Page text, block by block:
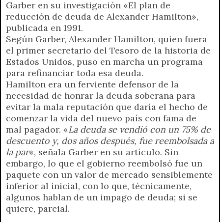
Garber en su investigación «El plan de
reducción de deuda de Alexander Hamilton»,
publicada en 1991.
Según Garber, Alexander Hamilton, quien fuera
el primer secretario del Tesoro de la historia de
Estados Unidos, puso en marcha un programa
para refinanciar toda esa deuda.
Hamilton era un ferviente defensor de la
necesidad de honrar la deuda soberana para
evitar la mala reputación que daría el hecho de
comenzar la vida del nuevo país con fama de
mal pagador. «La deuda se vendió con un 75% de
descuento y, dos años después, fue reembolsada a
la par«, señala Garber en su artículo. Sin
embargo, lo que el gobierno reembolsó fue un
paquete con un valor de mercado sensiblemente
inferior al inicial, con lo que, técnicamente,
algunos hablan de un impago de deuda; si se
quiere, parcial.